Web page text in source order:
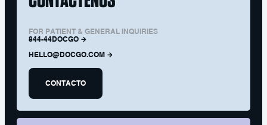
FOR PATIENT & GENERAL INQUIRIES
844-44DOCGO
HELLO@DOCGO.COM
CONTACTO